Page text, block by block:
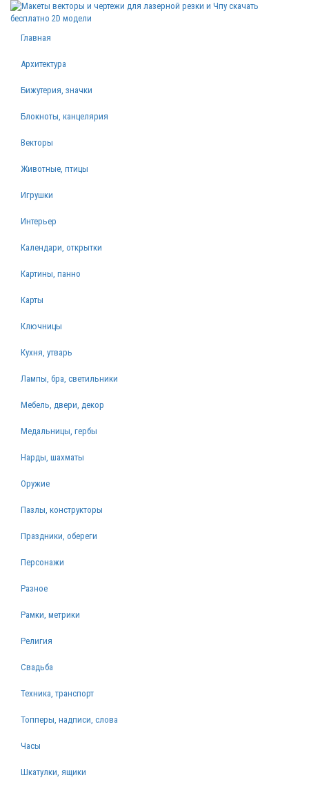
Главная
Архитектура
Бижутерия, значки
Блокноты, канцелярия
Векторы
Животные, птицы
Игрушки
Интерьер
Календари, открытки
Картины, панно
Карты
Ключницы
Кухня, утварь
Лампы, бра, светильники
Мебель, двери, декор
Медальницы, гербы
Нарды, шахматы
Оружие
Пазлы, конструкторы
Праздники, обереги
Персонажи
Разное
Рамки, метрики
Религия
Свадьба
Техника, транспорт
Топперы, надписи, слова
Часы
Шкатулки, ящики